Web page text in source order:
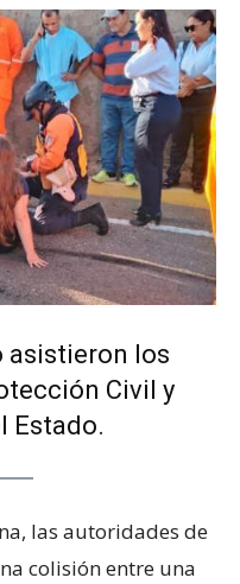
asistieron los
Civil y
Estado.
las autoridades de
colisión entre una